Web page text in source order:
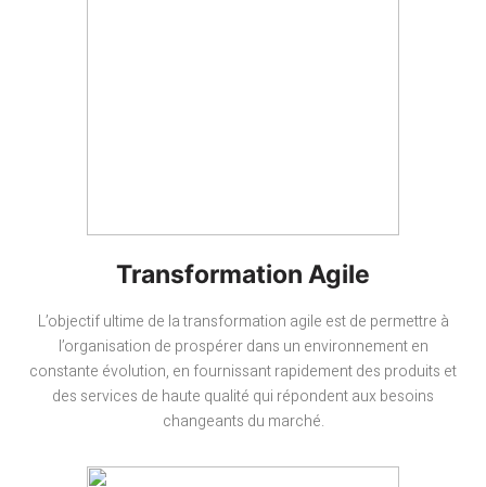
Transformation Agile
L’objectif ultime de la transformation agile est de permettre à
l’organisation de prospérer dans un environnement en
constante évolution, en fournissant rapidement des produits et
des services de haute qualité qui répondent aux besoins
changeants du marché.